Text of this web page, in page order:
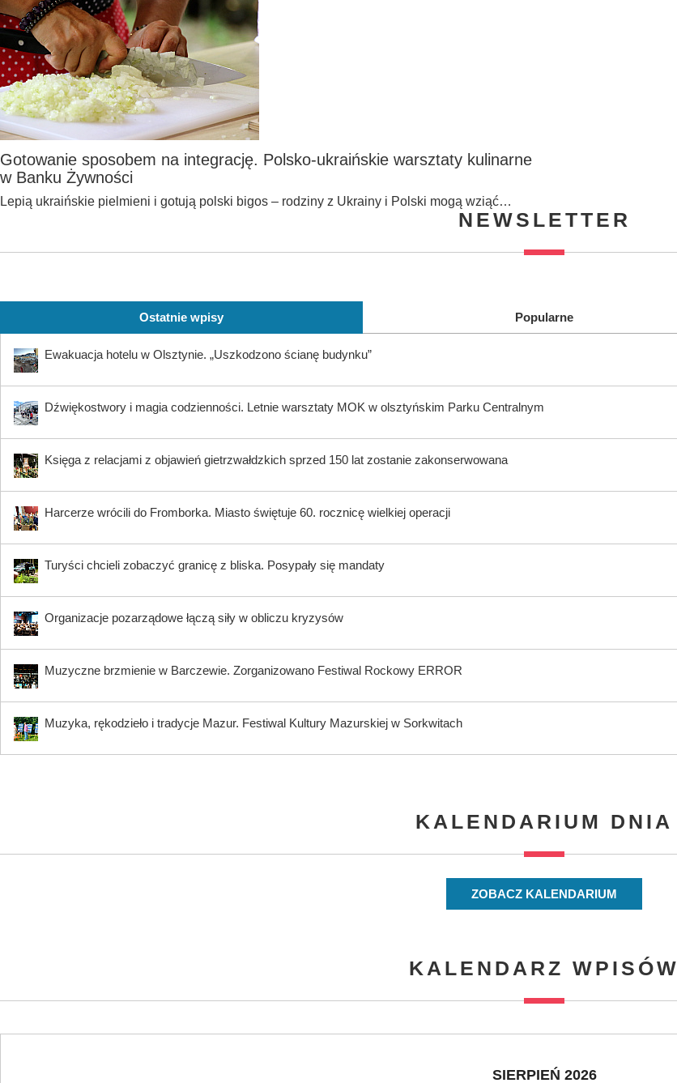
Gotowanie sposobem na integrację. Polsko-ukraińskie warsztaty kulinarne
w Banku Żywności
Lepią ukraińskie pielmieni i gotują polski bigos – rodziny z Ukrainy i Polski mogą wziąć…
NEWSLETTER
Ostatnie wpisy Popularne
Ewakuacja hotelu w Olsztynie. „Uszkodzono ścianę budynku”
Dźwiękostwory i magia codzienności. Letnie warsztaty MOK w olsztyńskim Parku Centralnym
Księga z relacjami z objawień gietrzwałdzkich sprzed 150 lat zostanie zakonserwowana
Harcerze wrócili do Fromborka. Miasto świętuje 60. rocznicę wielkiej operacji
Turyści chcieli zobaczyć granicę z bliska. Posypały się mandaty
Organizacje pozarządowe łączą siły w obliczu kryzysów
Muzyczne brzmienie w Barczewie. Zorganizowano Festiwal Rockowy ERROR
Muzyka, rękodzieło i tradycje Mazur. Festiwal Kultury Mazurskiej w Sorkwitach
KALENDARIUM DNIA
ZOBACZ KALENDARIUM
KALENDARZ WPISÓW
SIERPIEŃ 2026